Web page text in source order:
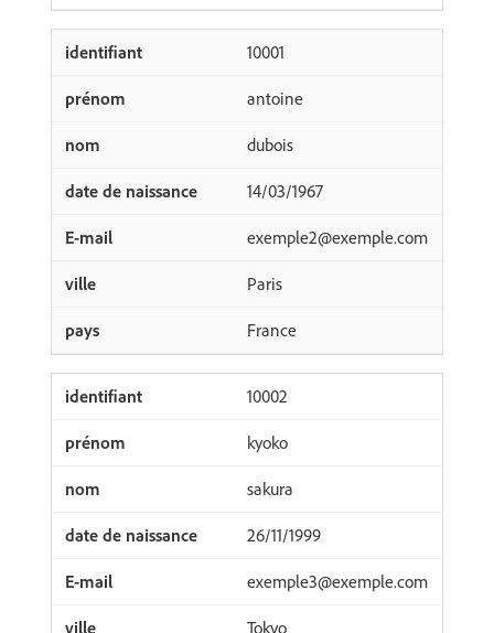
10001
antoine
dubois
14/03/1967
exemple2@exemple.com
Paris
France
10002
kyoko
sakura
26/11/1999
exemple3@exemple.com
Tokyo